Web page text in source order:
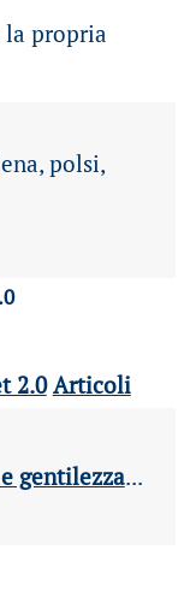
la propria
polsi,
2.0 Articoli
gentilezza...